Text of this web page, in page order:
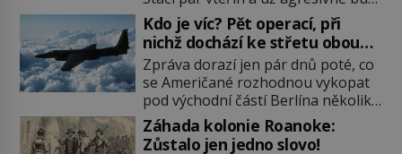
na dveře. O další okamžik později
vlečou nebožáka do auta, a pak už
ho nikdy nikdo nespatří. Dostal se
totiž do rukou všemocné KGB. Jako
sourozenci, kteří si nemohou přijít
na jméno. Neustále se předhání v
plánování sabotáží, […]
Kdo je víc? Pět operací, při
nichž dochází ke střetu obou
tajných služeb
Zpráva dorazí jen pár dnů poté, co
se Američané rozhodnou vykopat
pod východní částí Berlína několik
stovek metrů dlouhý tunel. Sověti
na sobě nenechají nic znát a
Záhada kolonie Roanoke:
Zůstalo jen jedno slovo!